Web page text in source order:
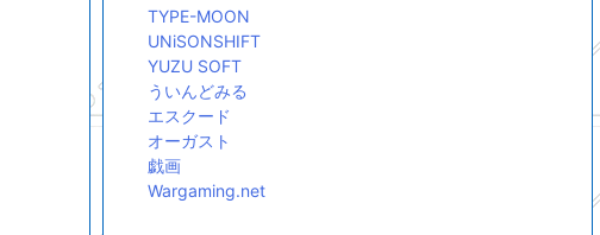
TYPE-MOON
UNiSONSHIFT
YUZU SOFT
ういんどみる
エスクード
オーガスト
戯画
Wargaming.net